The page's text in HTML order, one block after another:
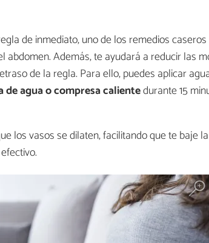
de inmediato, uno de los remedios
Además, te ayudará a reducir las
de la regla. Para ello, puedes aplicar
de agua o compresa calientedurante 15
los vasos se dilaten, facilitando que te baje